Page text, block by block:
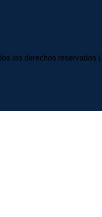
los derechos reservados |